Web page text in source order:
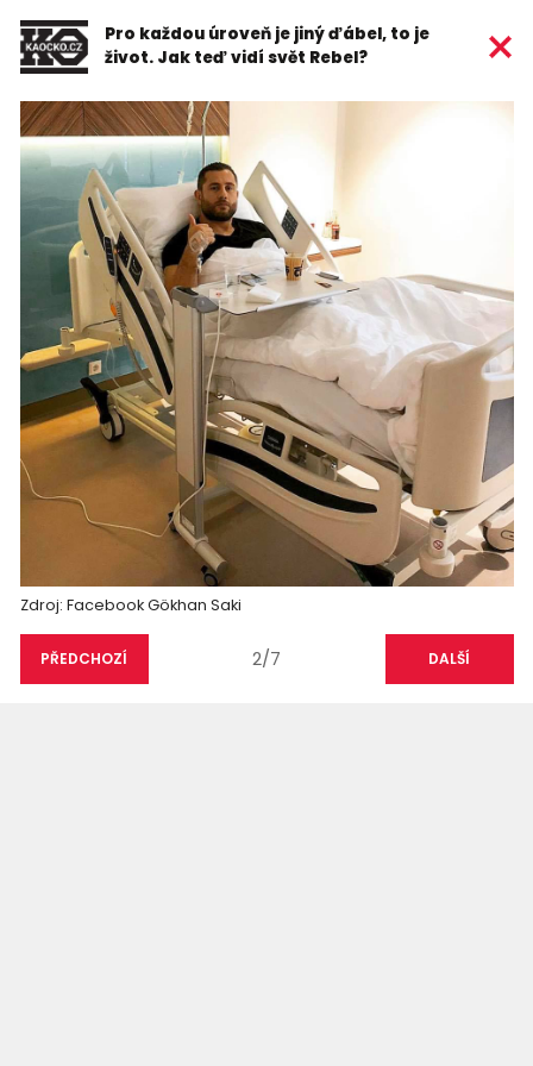
Pro každou úroveň je jiný ďábel, to je
život. Jak teď vidí svět Rebel?
Zdroj: Facebook Gökhan Saki
PŘEDCHOZÍ 2/7 DALŠÍ